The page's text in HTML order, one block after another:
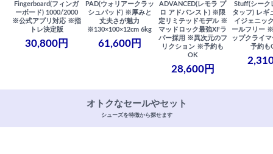
Fingerboard(フィンガ
ーボード) 1000/2000
※公式アプリ対応 ※指
トレ決定版
30,800円
PAD(ウォリアークラッ
シュパッド) ※厚みと
丈夫さが魅力
※130×100×12cm 6kg
61,600円
ADVANCED(レモラ プ
ロ アドバンスト) ※限
定リミテッドモデル ※
マッドロック最強XFラ
バー採用 ※異次元のフ
リクション ※予約も
OK
28,600円
Stuff(シーク
タッフ) レギ
イジェニッ
ールフリー
ップクライ
予約も
オトクなセールやセット
シューズを特徴から探せます